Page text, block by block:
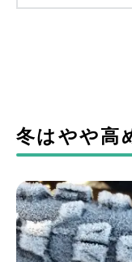
冬はやや高